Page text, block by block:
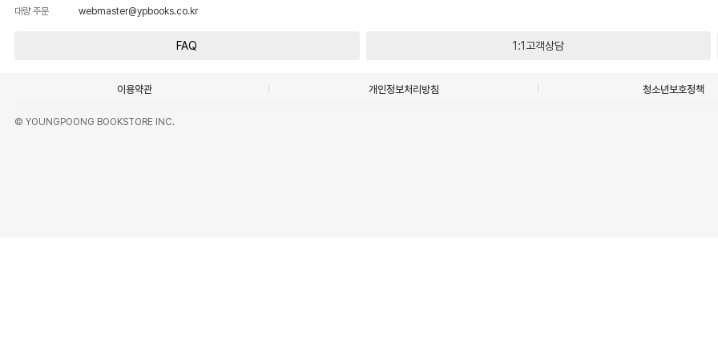
대량 주문
webmaster@ypbooks.co.kr
FAQ 1:1고객상담
이용약관 개인정보처리방침 청소년보호정책
© YOUNGPOONG BOOKSTORE INC.